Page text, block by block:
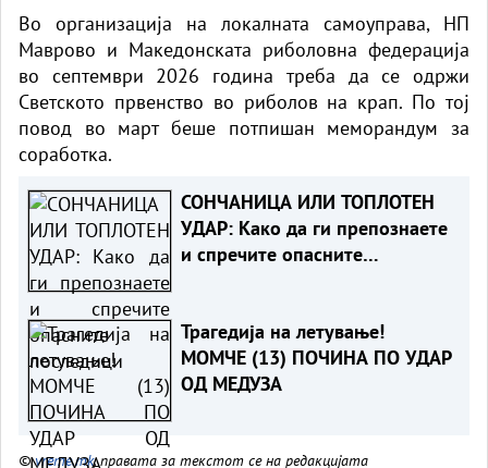
Во организација на локалната самоуправа, НП
Маврово и Македонската риболовна федерација
во септември 2026 година треба да се одржи
Светското првенство во риболов на крап. По тој
повод во март беше потпишан меморандум за
соработка.
СОНЧАНИЦА ИЛИ ТОПЛОТЕН
УДАР: Како да ги препознаете
и спречите опасните
Трагедија на летување!
МОМЧЕ (13) ПОЧИНА ПО УДАР
ОД МЕДУЗА
©vreme.mk, правата за текстот се на редакцијата